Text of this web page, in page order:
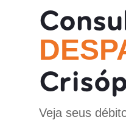
Veja seus